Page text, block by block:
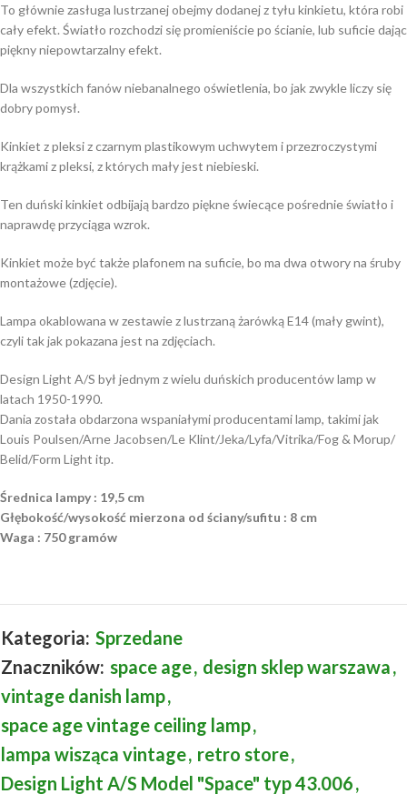
To głównie zasługa lustrzanej obejmy dodanej z tyłu kinkietu, która robi
cały efekt. Światło rozchodzi się promieniście po ścianie, lub suficie dając
piękny niepowtarzalny efekt.
Dla wszystkich fanów niebanalnego oświetlenia, bo jak zwykle liczy się
dobry pomysł.
Kinkiet z pleksi z czarnym plastikowym uchwytem i przezroczystymi
krążkami z pleksi, z których mały jest niebieski.
Ten duński kinkiet odbijają bardzo piękne świecące pośrednie światło i
naprawdę przyciąga wzrok.
Kinkiet może być także plafonem na suficie, bo ma dwa otwory na śruby
montażowe (zdjęcie).
Lampa okablowana w zestawie z lustrzaną żarówką E14 (mały gwint),
czyli tak jak pokazana jest na zdjęciach.
Design Light A/S był jednym z wielu duńskich producentów lamp w
latach 1950-1990.
Dania została obdarzona wspaniałymi producentami lamp, takimi jak
Louis Poulsen/Arne Jacobsen/Le Klint/Jeka/Lyfa/Vitrika/Fog & Morup/
Belid/Form Light itp.
Średnica lampy : 19,5 cm
Głębokość/wysokość mierzona od ściany/sufitu : 8 cm
Waga : 750 gramów
Kategoria: Sprzedane
Znaczników: space age, design sklep warszawa,
vintage danish lamp,
space age vintage ceiling lamp,
lampa wisząca vintage, retro store,
Design Light A/S Model "Space" typ 43.006,